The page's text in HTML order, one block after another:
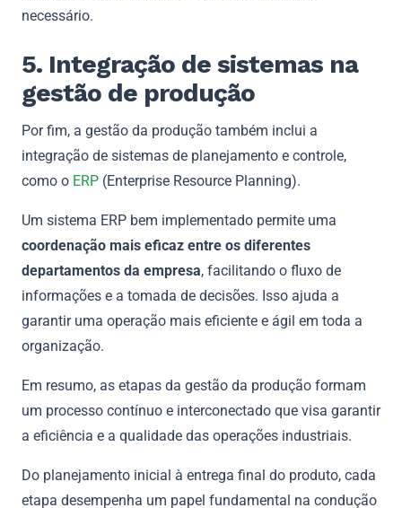
necessário.
5. Integração de sistemas na
gestão de produção
Por fim, a gestão da produção também inclui a
integração de sistemas de planejamento e controle,
como o ERP (Enterprise Resource Planning).
Um sistema ERP bem implementado permite uma
coordenação mais eficaz entre os diferentes
departamentos da empresa, facilitando o fluxo de
informações e a tomada de decisões. Isso ajuda a
garantir uma operação mais eficiente e ágil em toda a
organização.
Em resumo, as etapas da gestão da produção formam
um processo contínuo e interconectado que visa garantir
a eficiência e a qualidade das operações industriais.
Do planejamento inicial à entrega final do produto, cada
etapa desempenha um papel fundamental na condução